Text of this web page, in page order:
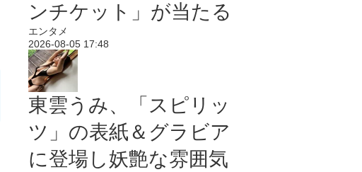
ンチケット」が当たる
エンタメ
2026-08-05 17:48
東雲うみ、「スピリッ
ツ」の表紙＆グラビア
に登場し妖艶な雰囲気